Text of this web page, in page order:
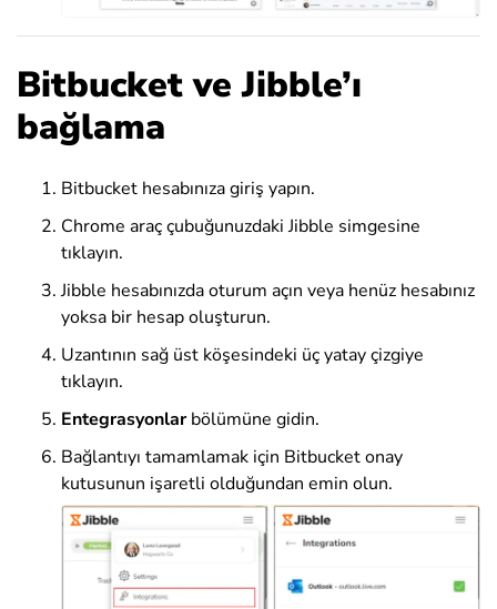
Bitbucket ve Jibble’ı
bağlama
Bitbucket hesabınıza giriş yapın.
Chrome araç çubuğunuzdaki Jibble simgesine
tıklayın.
Jibble hesabınızda oturum açın veya henüz hesabınız
yoksa bir hesap oluşturun.
Uzantının sağ üst köşesindeki üç yatay çizgiye
tıklayın.
Entegrasyonlarbölümüne gidin.
Bağlantıyı tamamlamak için Bitbucket onay
kutusunun işaretli olduğundan emin olun.